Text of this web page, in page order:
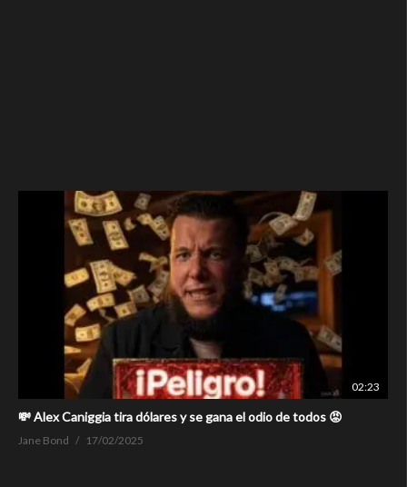
02:23
💸 Alex Caniggia tira dólares y se gana el odio de todos 😡
Jane Bond 17/02/2025